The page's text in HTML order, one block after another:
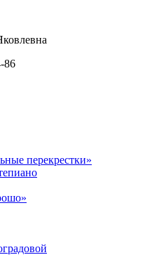
86
перекрестки»